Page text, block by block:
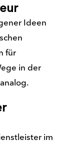
Ideen
für
in der
im